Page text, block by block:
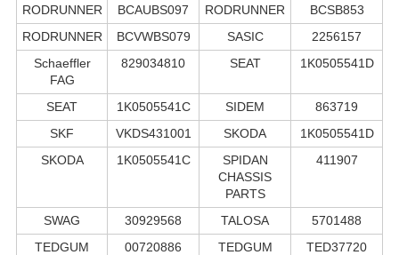
RODRUNNER
BCAUBS097 RODRUNNER
BCSB853
RODRUNNER
BCVWBS079 SASIC
2256157
Schaeffler
FAG
829034810 SEAT 1K0505541D
SEAT 1K0505541C SIDEM
863719
SKF
VKDS431001 SKODA
1K0505541D
SKODA
1K0505541C
SPIDAN
CHASSIS
PARTS
411907
SWAG 30929568 TALOSA
5701488
TEDGUM
00720886 TEDGUM
TED37720